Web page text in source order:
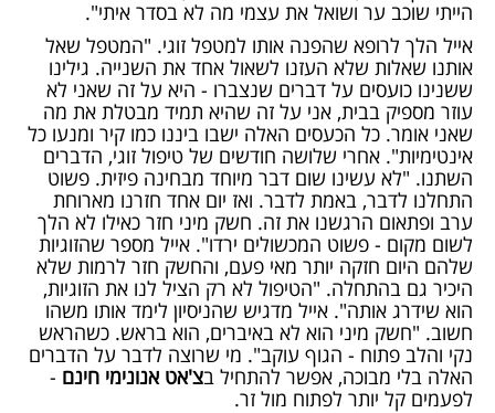
הייתי שוכב ער ושואל את עצמי מה לא בסדר איתי".
אייל הלך לרופא שהפנה אותו למטפל זוגי. "המטפל שאל
אותנו שאלות שלא העזנו לשאול אחד את השנייה. גילינו
ששנינו כועסים על דברים שנצברו - היא על זה שאני לא
עוזר מספיק בבית, אני על זה שהיא תמיד מבטלת את מה
שאני אומר. כל הכעסים האלה ישבו ביננו כמו קיר ומנעו כל
אינטימיות". אחרי שלושה חודשים של טיפול זוגי, הדברים
השתנו. "לא עשינו שום דבר מיוחד מבחינה פיזית. פשוט
התחלנו לדבר, באמת לדבר. ואז יום אחד חזרנו מארוחת
ערב ופתאום הרגשנו את זה. חשק מיני חזר כאילו לא הלך
לשום מקום - פשוט המכשולים ירדו". אייל מספר שהזוגיות
שלהם היום חזקה יותר מאי פעם, והחשק חזר לרמות שלא
היכיר גם בהתחלה. "הטיפול לא רק הציל לנו את הזוגיות,
הוא שידרג אותה". אייל מדגיש שהניסיון לימד אותו משהו
חשוב. "חשק מיני הוא לא באיברים, הוא בראש. כשהראש
נקי והלב פתוח - הגוף עוקב". מי שרוצה לדבר על הדברים
האלה בלי מבוכה, אפשר להתחיל בצ'אט אנונימי חינם -
לפעמים קל יותר לפתוח מול זר.